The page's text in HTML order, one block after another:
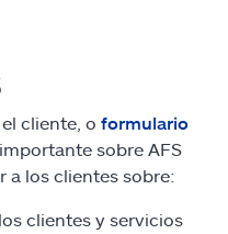
cliente, o formulario
sobre AFS
a los clientes sobre:
clientes y servicios